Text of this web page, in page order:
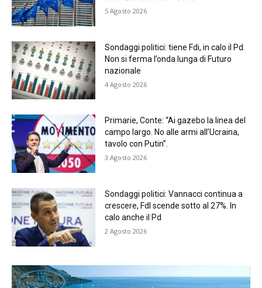
5 Agosto 2026
Sondaggi politici: tiene Fdi, in calo il Pd.
Non si ferma l’onda lunga di Futuro
nazionale
4 Agosto 2026
Primarie, Conte: “Ai gazebo la linea del
campo largo. No alle armi all’Ucraina,
tavolo con Putin”.
3 Agosto 2026
Sondaggi politici: Vannacci continua a
crescere, FdI scende sotto al 27%. In
calo anche il Pd
2 Agosto 2026